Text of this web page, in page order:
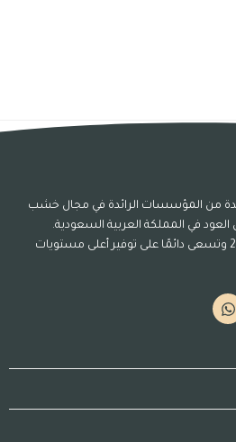
من المؤسسات الرائدة في مجال خشب
في المملكة العربية السعودية.
تأسست المؤسسة في عام 2018 وتسعى دائمًا على توفير أعلى مستويات